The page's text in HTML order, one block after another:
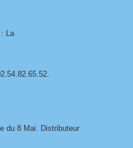
La
du 8 Mai. Distributeur